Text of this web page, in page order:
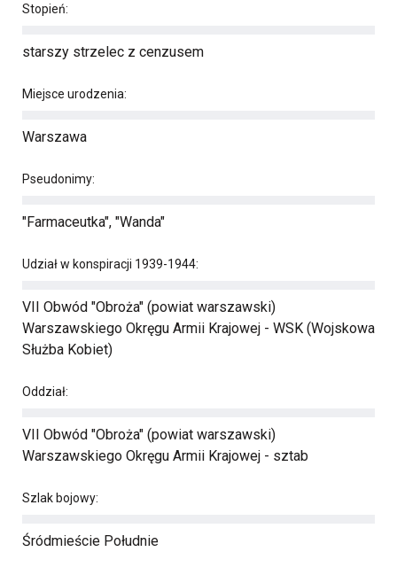
Stopień:
starszy strzelec z cenzusem
Miejsce urodzenia:
Warszawa
Pseudonimy:
"Farmaceutka", "Wanda"
Udział w konspiracji 1939-1944:
VII Obwód "Obroża" (powiat warszawski)
Warszawskiego Okręgu Armii Krajowej - WSK (Wojskowa
Służba Kobiet)
Oddział:
VII Obwód "Obroża" (powiat warszawski)
Warszawskiego Okręgu Armii Krajowej - sztab
Szlak bojowy:
Śródmieście Południe